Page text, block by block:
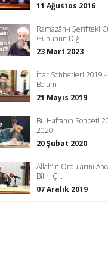
11 Ağustos 2016
Ramazân-ı Şerîf’teki
Gününün Diğ...
23 Mart 2023
İftar Sohbetleri 2019 -
Bölüm
21 Mayıs 2019
Bu Haftanın Sohbeti
2020
20 Şubat 2020
Allah’ın Ordularını
Bilir, Ç...
07 Aralık 2019